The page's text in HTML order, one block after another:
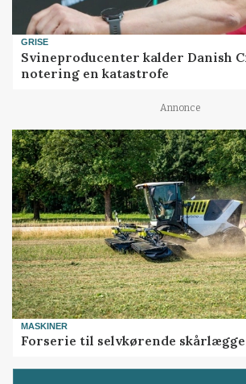
GRISE
Svineproducenter kalder Danish
notering en katastrofe
Annonce
MASKINER
Forserie til selvkørende